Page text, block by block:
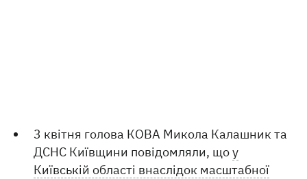
3 квітня голова КОВА Микола Калашник та
ДСНС Київщини повідомляли, щоу
Київській області внаслідок масштабної